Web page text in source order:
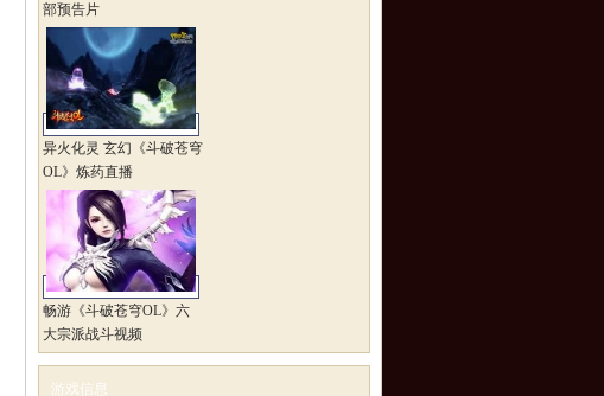
部预告片
异火化灵 玄幻《斗破苍穹
OL》炼药直播
畅游《斗破苍穹OL》六
大宗派战斗视频
游戏信息